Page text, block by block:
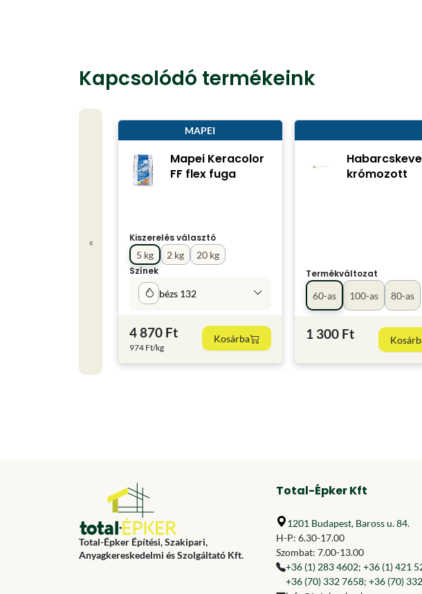
Kapcsolódó termékeink
«
MAPEI
Mapei Keracolor
FF flex fuga
Kiszerelés választó
2 kg
5 kg
20 kg
Színek
bézs 132
4 870 Ft
974 Ft/kg
Kosárba
krómozott
Termékváltozat
100-as
60-as 80-as
1 300 Ft
Total-Épker Építési, Szakipari,
Anyagkereskedelmi és Szolgáltató Kft.
Total-Épker Kft
1201 Budapest, Baross u. 84.
H-P: 6.30-17.00
Szombat: 7.00-13.00
+36 (1) 283 4602; +36 (1) 421
+36 (70) 332 7658; +36 (70)